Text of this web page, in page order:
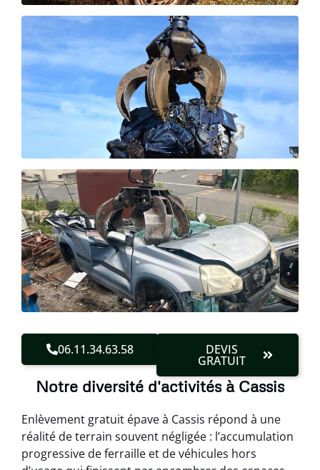
06.11.34.63.58 DEVIS
GRATUIT
Notre diversité d'activités à Cassis
Enlèvement gratuit épave à Cassis répond à une
réalité de terrain souvent négligée : l’accumulation
progressive de ferraille et de véhicules hors